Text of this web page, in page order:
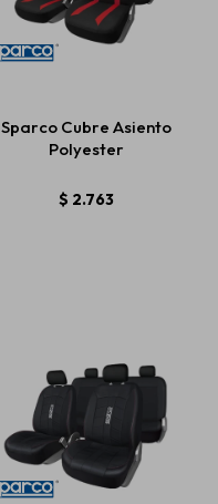
Sparco Cubre Asiento
Polyester
$ 2.763